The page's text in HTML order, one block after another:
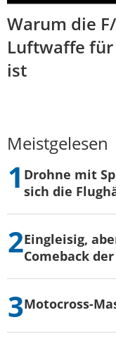
Warum die
Luftwaffe
ist
Meistgelesen
Drohne mit
sich die
Eingleisig,
Comeback
Motocross-